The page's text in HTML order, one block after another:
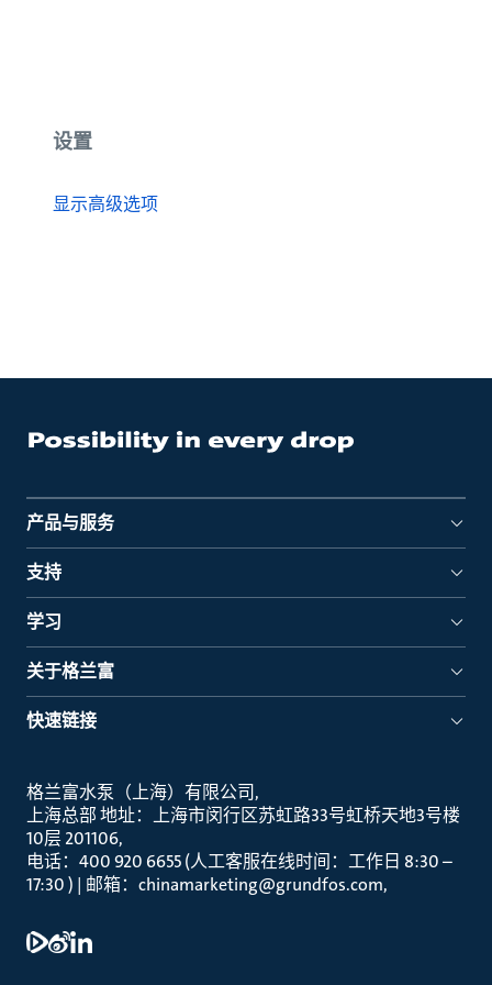
设置
显示高级选项
产品与服务
支持
学习
关于格兰富
快速链接
格兰富水泵（上海）有限公司
上海总部 地址：上海市闵行区苏虹路33号虹桥天地3号楼
10层 201106
电话：400 920 6655 (人工客服在线时间：工作日 8:30 –
17:30 ) | 邮箱：chinamarketing@grundfos.com